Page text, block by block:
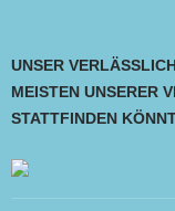
UNSER
MEISTEN UNSERER
STATTFINDEN